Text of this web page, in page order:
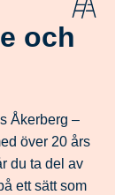
och
Åkerberg –
över 20 års
du ta del av
ett sätt som